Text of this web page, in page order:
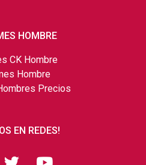
HOMBRE
CK Hombre
Hombre
Precios
EN REDES!